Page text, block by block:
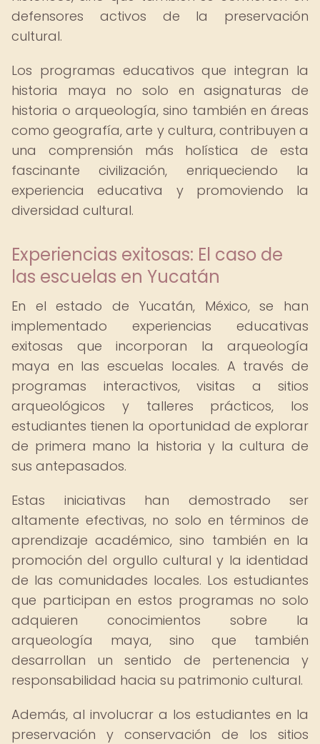
defensores activos de la preservación
cultural.
Los programas educativos que integran la
historia maya no solo en asignaturas de
historia o arqueología, sino también en áreas
como geografía, arte y cultura, contribuyen a
una comprensión más holística de esta
fascinante civilización, enriqueciendo la
experiencia educativa y promoviendo la
diversidad cultural.
Experiencias exitosas: El caso de
las escuelas en Yucatán
En el estado de Yucatán, México, se han
implementado experiencias educativas
exitosas que incorporan la arqueología
maya en las escuelas locales. A través de
programas interactivos, visitas a sitios
arqueológicos y talleres prácticos, los
estudiantes tienen la oportunidad de explorar
de primera mano la historia y la cultura de
sus antepasados.
Estas iniciativas han demostrado ser
altamente efectivas, no solo en términos de
aprendizaje académico, sino también en la
promoción del orgullo cultural y la identidad
de las comunidades locales. Los estudiantes
que participan en estos programas no solo
adquieren conocimientos sobre la
arqueología maya, sino que también
desarrollan un sentido de pertenencia y
responsabilidad hacia su patrimonio cultural.
Además, al involucrar a los estudiantes en la
preservación y conservación de los sitios